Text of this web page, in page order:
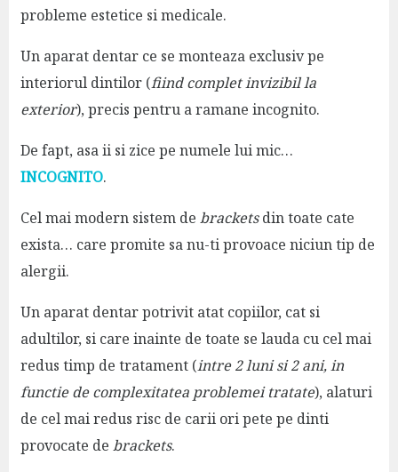
probleme estetice si medicale.
Un aparat dentar ce se monteaza exclusiv pe
interiorul dintilor (fiind complet invizibil la
exterior), precis pentru a ramane incognito.
De fapt, asa ii si zice pe numele lui mic…
INCOGNITO.
Cel mai modern sistem de bracketsdin toate cate
exista… care promite sa nu-ti provoace niciun tip de
alergii.
Un aparat dentar potrivit atat copiilor, cat si
adultilor, si care inainte de toate se lauda cu cel mai
redus timp de tratament (intre 2 luni si 2 ani, in
functie de complexitatea problemei tratate), alaturi
de cel mai redus risc de carii ori pete pe dinti
provocate de brackets.